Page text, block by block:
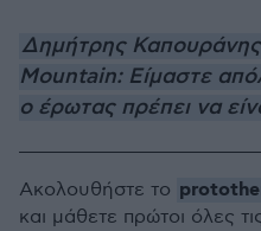
Δημήτρης
Mountain: Είμαστε
ο έρωτας πρέπει να
Ακολουθήστε το
και μάθετε πρώτοι όλες